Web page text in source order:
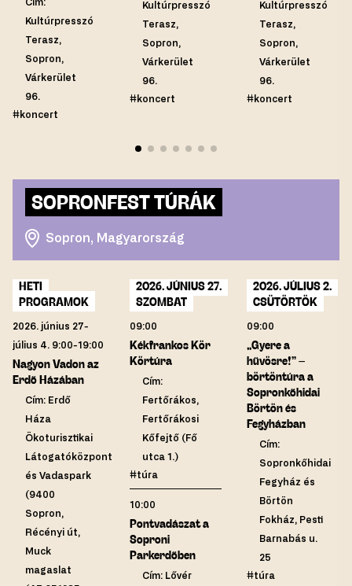
Cím:
Kultúrpresszó
Terasz,
Sopron,
Várkerület
96.
#koncert
Kultúrpresszó
Terasz,
Sopron,
Várkerület
96.
#koncert
Kultúrpresszó
Terasz,
Sopron,
Várkerület
96.
#koncert
SOPRONFEST TÚRÁK
Sopron, Magyarország
HETI
PROGRAMOK
2026. június 27-
július 4. 9:00-19:00
Nagyon Vadon az
Erdő Házában
Cím: Erdő
Háza
Ökoturisztikai
Látogatóközpont
és Vadaspark
(9400
Sopron,
Récényi út,
Muck
magaslat
2026. JÚNIUS 27.
SZOMBAT
09:00
Kékfrankos Kör
Körtúra
Cím:
Fertőrákos,
Fertőrákosi
Kőfejtő (Fő
utca 1.)
#túra
10:00
Pontvadászat a
Soproni
Parkerdőben
Cím: Lővér
2026. JÚLIUS 2.
CSÜTÖRTÖK
09:00
„Gyere a
hűvösre!” –
börtöntúra a
Sopronkőhidai
Börtön és
Fegyházban
Cím:
Sopronkőhidai
Fegyház és
Börtön
Fokház, Pesti
Barnabás u.
25
#túra